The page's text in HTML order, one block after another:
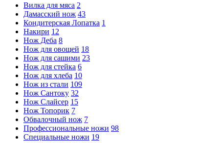
Вилка для мяса 2
Дамасский нож 43
Кондитерская Лопатка 1
Накири 12
Нож Деба 8
Нож для овощей 18
Нож для сашими 23
Нож для стейка 6
Нож для хлеба 10
Нож из стали 109
Нож Сантоку 32
Нож Слайсер 15
Нож Топорик 7
Обвалочный нож 7
Профессиональные ножи 98
Специальные ножи 19